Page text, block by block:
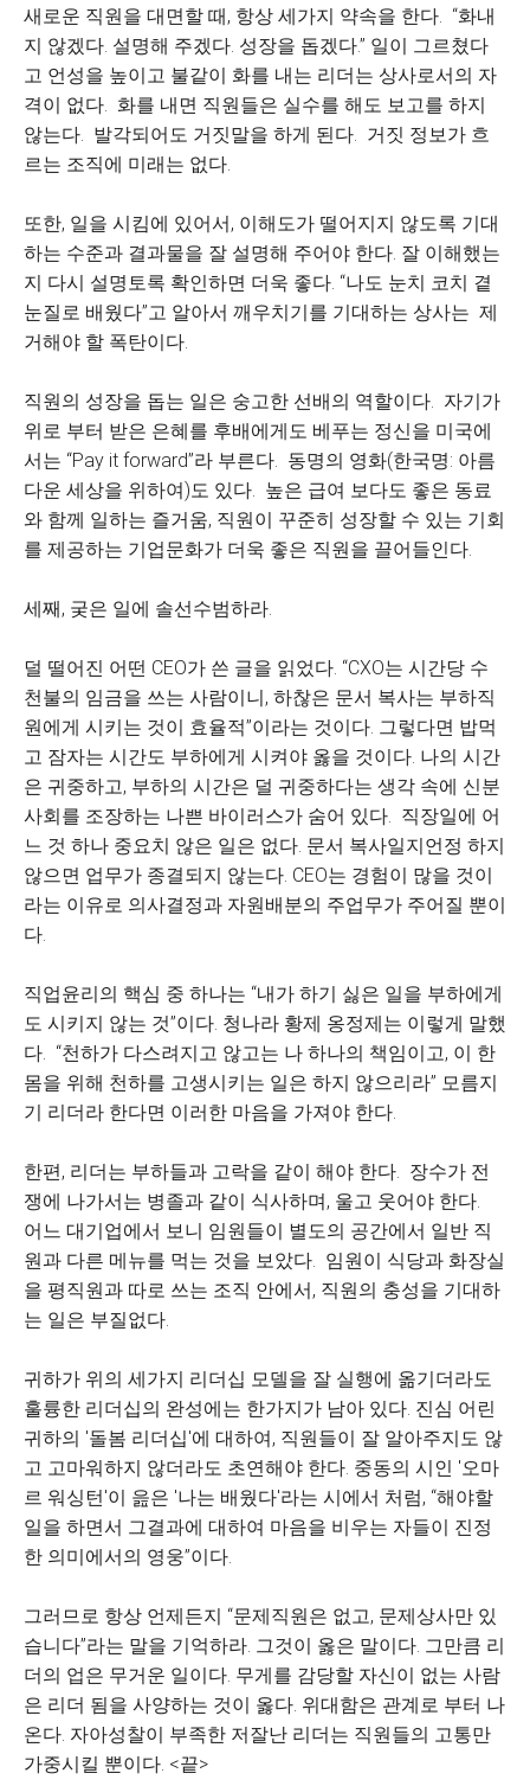
새로운 직원을 대면할 때, 항상 세가지 약속을 한다. “화내
지 않겠다. 설명해 주겠다. 성장을 돕겠다.” 일이 그르쳤다
고 언성을 높이고 불같이 화를 내는 리더는 상사로서의 자
격이 없다. 화를 내면 직원들은 실수를 해도 보고를 하지
않는다. 발각되어도 거짓말을 하게 된다. 거짓 정보가 흐
르는 조직에 미래는 없다.
또한, 일을 시킴에 있어서, 이해도가 떨어지지 않도록 기대
하는 수준과 결과물을 잘 설명해 주어야 한다. 잘 이해했는
지 다시 설명토록 확인하면 더욱 좋다. “나도 눈치 코치 곁
눈질로 배웠다”고 알아서 깨우치기를 기대하는 상사는 제
거해야 할 폭탄이다.
직원의 성장을 돕는 일은 숭고한 선배의 역할이다. 자기가
위로 부터 받은 은혜를 후배에게도 베푸는 정신을 미국에
서는 “Pay it forward”라 부른다. 동명의 영화(한국명: 아름
다운 세상을 위하여)도 있다. 높은 급여 보다도 좋은 동료
와 함께 일하는 즐거움, 직원이 꾸준히 성장할 수 있는 기회
를 제공하는 기업문화가 더욱 좋은 직원을 끌어들인다.
세째, 궂은 일에 솔선수범하라.
덜 떨어진 어떤 CEO가 쓴 글을 읽었다. “CXO는 시간당 수
천불의 임금을 쓰는 사람이니, 하찮은 문서 복사는 부하직
원에게 시키는 것이 효율적”이라는 것이다. 그렇다면 밥먹
고 잠자는 시간도 부하에게 시켜야 옳을 것이다. 나의 시간
은 귀중하고, 부하의 시간은 덜 귀중하다는 생각 속에 신분
사회를 조장하는 나쁜 바이러스가 숨어 있다. 직장일에 어
느 것 하나 중요치 않은 일은 없다. 문서 복사일지언정 하지
않으면 업무가 종결되지 않는다. CEO는 경험이 많을 것이
라는 이유로 의사결정과 자원배분의 주업무가 주어질 뿐이
다.
직업윤리의 핵심 중 하나는 “내가 하기 싫은 일을 부하에게
도 시키지 않는 것”이다. 청나라 황제 옹정제는 이렇게 말했
다. “천하가 다스려지고 않고는 나 하나의 책임이고, 이 한
몸을 위해 천하를 고생시키는 일은 하지 않으리라” 모름지
기 리더라 한다면 이러한 마음을 가져야 한다.
한편, 리더는 부하들과 고락을 같이 해야 한다. 장수가 전
쟁에 나가서는 병졸과 같이 식사하며, 울고 웃어야 한다.
어느 대기업에서 보니 임원들이 별도의 공간에서 일반 직
원과 다른 메뉴를 먹는 것을 보았다. 임원이 식당과 화장실
을 평직원과 따로 쓰는 조직 안에서, 직원의 충성을 기대하
는 일은 부질없다.
귀하가 위의 세가지 리더십 모델을 잘 실행에 옮기더라도
훌륭한 리더십의 완성에는 한가지가 남아 있다. 진심 어린
귀하의 '돌봄 리더십'에 대하여, 직원들이 잘 알아주지도 않
고 고마워하지 않더라도 초연해야 한다. 중동의 시인 '오마
르 워싱턴'이 읊은 '나는 배웠다'라는 시에서 처럼, “해야할
일을 하면서 그결과에 대하여 마음을 비우는 자들이 진정
한 의미에서의 영웅”이다.
그러므로 항상 언제든지 “문제직원은 없고, 문제상사만 있
습니다”라는 말을 기억하라. 그것이 옳은 말이다. 그만큼 리
더의 업은 무거운 일이다. 무게를 감당할 자신이 없는 사람
은 리더 됨을 사양하는 것이 옳다. 위대함은 관계로 부터 나
온다. 자아성찰이 부족한 저잘난 리더는 직원들의 고통만
가중시킬 뿐이다. <끝>